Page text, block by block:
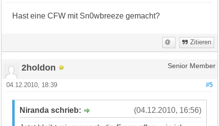
Hast eine CFW mit Sn0wbreeze gemacht?
Zitieren
2holdon Senior Member
#5
04.12.2010, 18:39
(04.12.2010, 16:56)
Niranda schrieb: